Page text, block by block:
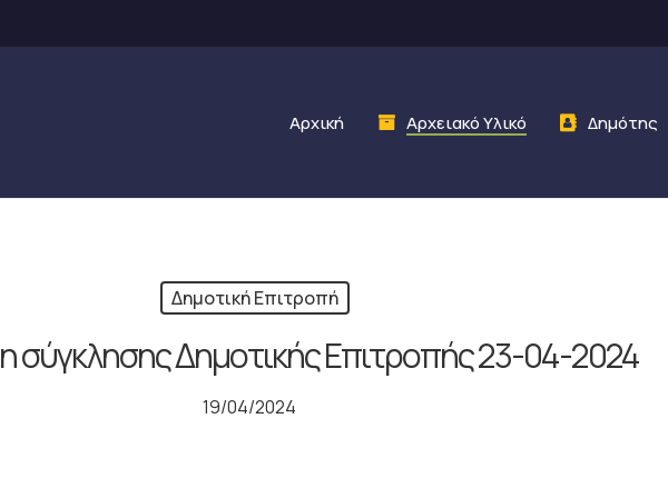
Αρχική Αρχειακό Υλικό Δημότης
Δημοτική Επιτροπή
σύγκλησης Δημοτικής Επιτροπής 23-04-2024
19/04/2024